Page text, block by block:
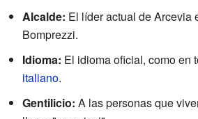
Alcalde: El líder actual de Arcevia
Bomprezzi.
Idioma: El idioma oficial, como en
italiano.
Gentilicio: A las personas que